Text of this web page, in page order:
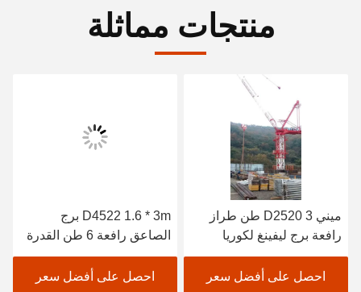
منتجات مماثلة
ميني D2520 3 طن طراز
رافعة برج ليفينغ لكوريا
الجنوبية
احصل على أفضل سعر
D4522 1.6 * 3m برج
الصاعق رافعة 6 طن القدرة
على الحمل ارتفاع الصاعق
احصل على أفضل سعر